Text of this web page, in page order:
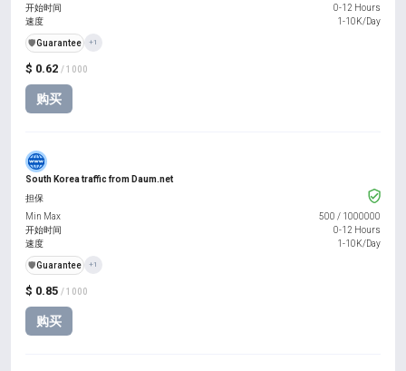
$ 0.62 / 1000
购买
开始时间
0-12 Hours
速度
1-10K/Day
️🛡️Guarantee +1
South Korea traffic from Daum.net
$ 0.85 / 1000
购买
担保
Min Max
500 / 1000000
开始时间
0-12 Hours
速度
1-10K/Day
️🛡️Guarantee +1